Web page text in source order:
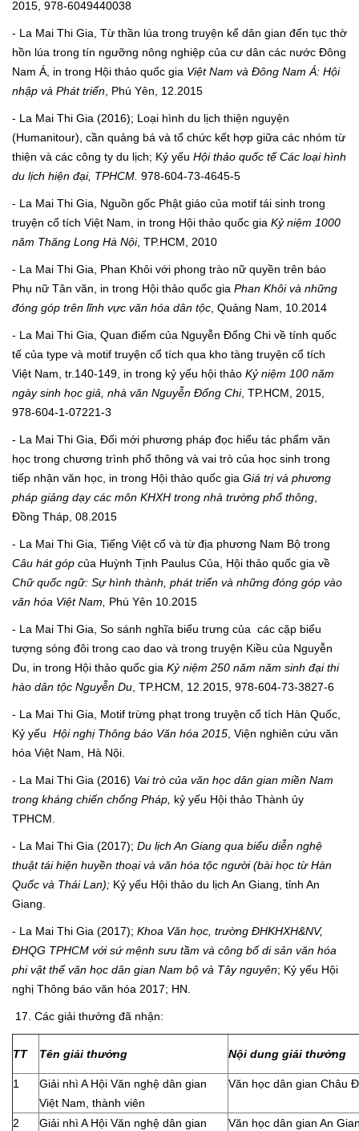
2015, 978-6049440038
- La Mai Thi Gia, Từ thần lúa trong truyện kể dân gian đến tục thờ
hồn lúa trong tín ngưỡng nông nghiệp của cư dân các nước Đông
Nam Á, in trong Hội thảo quốc gia Việt Nam và Đông Nam Á: Hội
nhập và Phát triển, Phú Yên, 12.2015
- La Mai Thi Gia (2016); Loại hình du lịch thiện nguyện
(Humanitour), cần quảng bá và tổ chức kết hợp giữa các nhóm từ
thiện và các công ty du lịch; Kỷ yếu Hội thảo quốc tế Các loại hình
du lịch hiện đại, TPHCM. 978-604-73-4645-5
- La Mai Thi Gia, Nguồn gốc Phật giáo của motif tái sinh trong
truyện cổ tích Việt Nam, in trong Hội thảo quốc gia Kỷ niệm 1000
năm Thăng Long Hà Nội, TP.HCM, 2010
- La Mai Thi Gia, Phan Khôi với phong trào nữ quyền trên báo
Phụ nữ Tân văn, in trong Hội thảo quốc gia Phan Khôi và những
đóng góp trên lĩnh vực văn hóa dân tộc, Quảng Nam, 10.2014
- La Mai Thi Gia, Quan điểm của Nguyễn Đổng Chi về tính quốc
tế của type và motif truyện cổ tích qua kho tàng truyện cổ tích
Việt Nam, tr.140-149, in trong kỷ yếu hội thảo Kỷ niệm 100 năm
ngày sinh học giả, nhà văn Nguyễn Đổng Chi, TP.HCM, 2015,
978-604-1-07221-3
- La Mai Thi Gia, Đối mới phương pháp đọc hiểu tác phẩm văn
học trong chương trình phổ thông và vai trò của học sinh trong
tiếp nhận văn học, in trong Hội thảo quốc gia Giá trị và phương
pháp giảng dạy các môn KHXH trong nhà trường phổ thông,
Đồng Tháp, 08.2015
- La Mai Thi Gia, Tiếng Việt cổ và từ địa phương Nam Bộ trong
Câu hát góp của Huỳnh Tịnh Paulus Của, Hội thảo quốc gia về
Chữ quốc ngữ: Sự hình thành, phát triển và những đóng góp vào
văn hóa Việt Nam, Phú Yên 10.2015
- La Mai Thi Gia, So sánh nghĩa biểu trưng của các cặp biểu
tượng sóng đôi trong cao dao và trong truyện Kiều của Nguyễn
Du, in trong Hội thảo quốc gia Kỷ niệm 250 năm năm sinh đại thi
hào dân tộc Nguyễn Du, TP.HCM, 12.2015, 978-604-73-3827-6
- La Mai Thi Gia, Motif trừng phạt trong truyện cổ tích Hàn Quốc,
Kỷ yếu Hội nghị Thông báo Văn hóa 2015, Viện nghiên cứu văn
hóa Việt Nam, Hà Nội.
- La Mai Thi Gia (2016) Vai trò của văn học dân gian miền Nam
trong kháng chiến chống Pháp, kỷ yếu Hội thảo Thành ủy
TPHCM.
- La Mai Thi Gia (2017); Du lịch An Giang qua biểu diễn nghệ
thuật tái hiện huyền thoại và văn hóa tộc người (bài học từ Hàn
Quốc và Thái Lan); Kỷ yếu Hội thảo du lịch An Giang, tỉnh An
Giang.
- La Mai Thi Gia (2017); Khoa Văn học, trường ĐHKHXH&NV,
ĐHQG TPHCM với sứ mệnh sưu tầm và công bố di sản văn hóa
phi vật thể văn học dân gian Nam bộ và Tây nguyên; Kỷ yếu Hội
nghị Thông báo văn hóa 2017; HN.
17. Các giải thưởng đã nhận:
TT Tên giải thưởng Nội dung giải thưởng
1
Giải nhì A Hội Văn nghệ dân gian
Việt Nam, thành viên
Văn học dân gian Châu
2
Giải nhì A Hội Văn nghệ dân gian
Văn học dân gian An